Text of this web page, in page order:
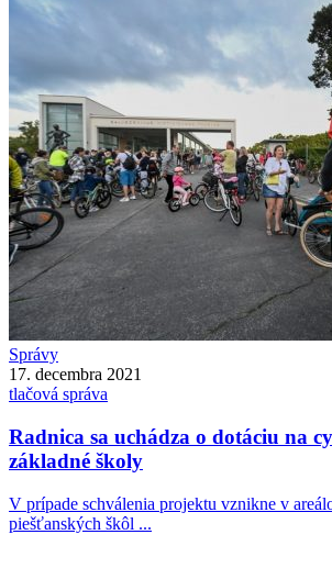
Správy
17. decembra 2021
tlačová správa
Radnica sa uchádza o dotáciu na
základné školy
V prípade schválenia projektu vznikne v
piešťanských škôl ...